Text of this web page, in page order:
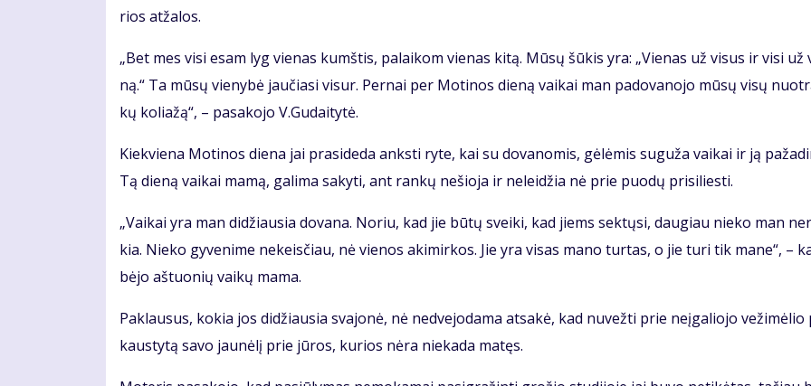
rios at­ža­los.
„Bet mes vi­si esam lyg vie­nas kumš­tis, pa­lai­kom vie­nas ki­tą. Mū­sų šū­kis yra: „Vie­nas už vi­sus ir vi­si
ną.“ Ta mū­sų vie­ny­bė jau­čia­si vi­sur. Per­nai per Mo­ti­nos die­ną vai­kai man pa­do­va­no­jo mū­sų vi­sų
kų ko­lia­žą“, – pa­sa­ko­jo V.Gu­dai­ty­tė.
Kiek­vie­na Mo­ti­nos die­na jai pra­si­de­da anks­ti ry­te, kai su do­va­no­mis, gė­lė­mis su­gu­ža vai­kai ir ją
Tą die­ną vai­kai ma­mą, ga­li­ma sa­ky­ti, ant ran­kų ne­šio­ja ir ne­lei­džia nė prie puo­dų pri­si­lies­ti.
„Vai­kai yra man di­džiau­sia do­va­na. No­riu, kad jie bū­tų svei­ki, kad jiems sek­tų­si, dau­giau nie­ko man
kia. Nie­ko gy­ve­ni­me ne­keis­čiau, nė vie­nos aki­mir­kos. Jie yra vi­sas ma­no tur­tas, o jie tu­ri tik ma­ne“, –
bė­jo aš­tuo­nių vai­kų ma­ma.
Pa­klau­sus, ko­kia jos di­džiau­sia sva­jo­nė, nė ne­dve­jo­da­ma at­sa­kė, kad nu­vež­ti prie ne­įga­lio­jo
kaus­ty­tą sa­vo jau­nė­lį prie jū­ros, ku­rios nė­ra nie­ka­da ma­tęs.